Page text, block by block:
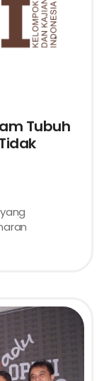
Tubuh